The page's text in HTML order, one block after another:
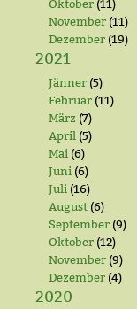
Oktober (11)
November (11)
Dezember (19)
2021
Jänner (5)
Februar (11)
März (7)
April (5)
Mai (6)
Juni (6)
Juli (16)
August (6)
September (9)
Oktober (12)
November (9)
Dezember (4)
2020